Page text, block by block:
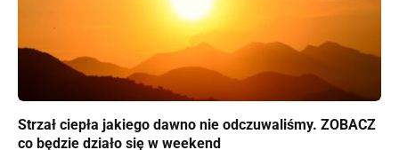
Strzał ciepła jakiego dawno nie odczuwaliśmy. ZOBACZ
co będzie działo się w weekend